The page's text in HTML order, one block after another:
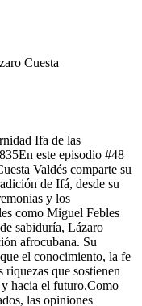
Cuesta
Ifa de las
este episodio #48
Valdés comparte su
de Ifá, desde su
y los
como Miguel Febles
sabiduría, Lázaro
afrocubana. Su
el conocimiento, la fe
riquezas que sostienen
y hacia el futuro.Como
las opiniones